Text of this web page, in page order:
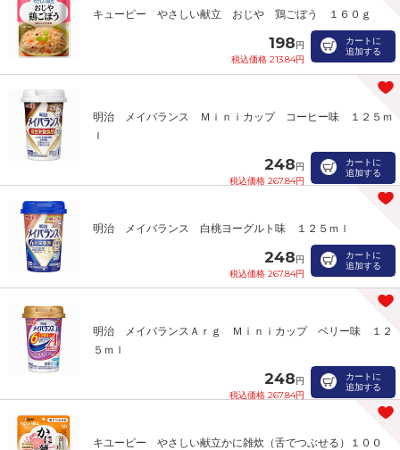
キューピー やさしい献立 おじや 鶏ごぼう １６０ｇ
198円
税込価格 213.84円
カートに
追加する
明治 メイバランス Ｍｉｎｉカップ コーヒー味 １２５ｍ
ｌ
248円
税込価格 267.84円
カートに
追加する
明治 メイバランス 白桃ヨーグルト味 １２５ｍｌ
248円
税込価格 267.84円
カートに
追加する
明治 メイバランスＡｒｇ Ｍｉｎｉカップ ベリー味 １２
５ｍｌ
248円
税込価格 267.84円
カートに
追加する
キユーピー やさしい献立かに雑炊（舌でつぶせる）１００